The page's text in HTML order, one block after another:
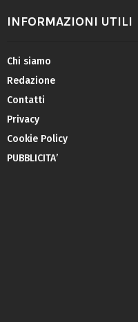
INFORMAZIONI UTILI
Chi siamo
Redazione
Contatti
Privacy
Cookie Policy
PUBBLICITA’